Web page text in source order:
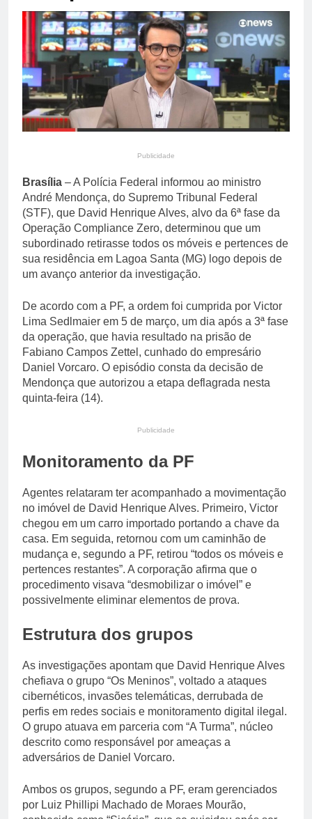
Departamento de Estado
4 Dias Ago
Streaming em julho: os
10 filmes mais
comentados do mês
4 Dias Ago
Publicidade
Brasília – A Polícia Federal informou ao ministro
André Mendonça, do Supremo Tribunal Federal
(STF), que David Henrique Alves, alvo da 6ª fase da
Operação Compliance Zero, determinou que um
subordinado retirasse todos os móveis e pertences de
sua residência em Lagoa Santa (MG) logo depois de
um avanço anterior da investigação.
De acordo com a PF, a ordem foi cumprida por Victor
Lima Sedlmaier em 5 de março, um dia após a 3ª fase
da operação, que havia resultado na prisão de
Fabiano Campos Zettel, cunhado do empresário
Daniel Vorcaro. O episódio consta da decisão de
Mendonça que autorizou a etapa deflagrada nesta
quinta-feira (14).
Publicidade
Monitoramento da PF
Agentes relataram ter acompanhado a movimentação
no imóvel de David Henrique Alves. Primeiro, Victor
chegou em um carro importado portando a chave da
casa. Em seguida, retornou com um caminhão de
mudança e, segundo a PF, retirou “todos os móveis e
pertences restantes”. A corporação afirma que o
procedimento visava “desmobilizar o imóvel” e
possivelmente eliminar elementos de prova.
Estrutura dos grupos
As investigações apontam que David Henrique Alves
chefiava o grupo “Os Meninos”, voltado a ataques
cibernéticos, invasões telemáticas, derrubada de
perfis em redes sociais e monitoramento digital ilegal.
O grupo atuava em parceria com “A Turma”, núcleo
descrito como responsável por ameaças a
adversários de Daniel Vorcaro.
Ambos os grupos, segundo a PF, eram gerenciados
por Luiz Phillipi Machado de Moraes Mourão,